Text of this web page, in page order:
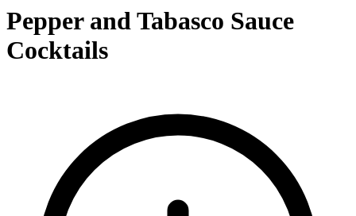
Pepper and Tabasco Sauce
Cocktails